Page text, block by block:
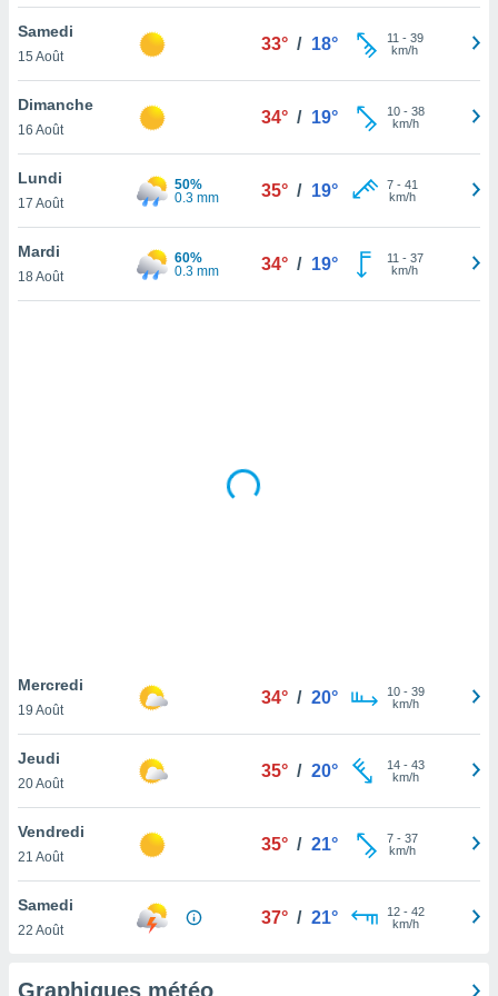
votre
à
en
le
notre
que
et que
Samedi
15 Août
33° / 18° 11 - 39
km/h
Dimanche
16 Août
34° / 19° 10- 38
km/h
Lundi
17 Août
50%
0.3 mm
35° / 19° 7- 41
km/h
Mardi
18 Août
60%
0.3 mm
34° / 19° 11 - 37
km/h
Mercredi
19 Août
34° / 20° 10- 39
km/h
Jeudi
20 Août
35° / 20° 14- 43
km/h
Vendredi
21 Août
35° / 21° 7- 37
km/h
Samedi
22 Août
37° / 21° 12- 42
km/h
Graphiques météo